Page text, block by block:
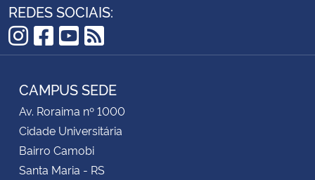
REDES SOCIAIS:
Instagram
Facebook
YouTube
RSS
CAMPUS SEDE
Av. Roraima nº 1000
Cidade Universitária
Bairro Camobi
Santa Maria - RS